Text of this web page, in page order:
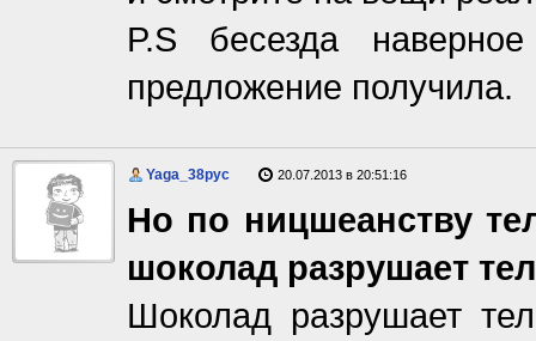
P.S бесезда
предложение получила.
Yaga_38pyc 20.07.2013 в 20:51:16
Но по ницшеанству
шоколад разрушает
Шоколад разрушает